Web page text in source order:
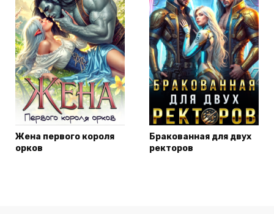
Жена первого короля
орков
Бракованная для двух
ректоров